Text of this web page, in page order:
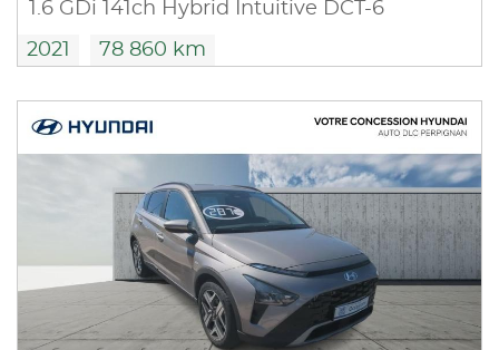
1.6 GDi 141ch Hybrid Intuitive DCT-6
2021 78 860 km